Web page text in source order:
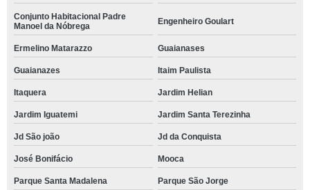
Conjunto Habitacional Padre
Manoel da Nóbrega
Engenheiro Goulart
Ermelino Matarazzo Guaianases
Guaianazes Itaim Paulista
Itaquera Jardim Helian
Jardim Iguatemi Jardim Santa Terezinha
Jd São joão Jd da Conquista
José Bonifácio Mooca
Parque Santa Madalena Parque São Jorge